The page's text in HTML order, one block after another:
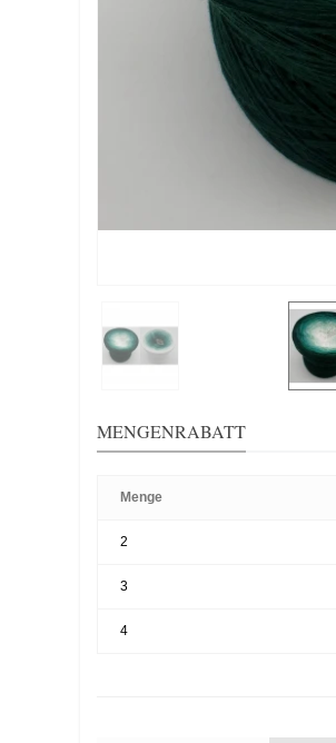
MENGENRABATT
Menge
2
3
4